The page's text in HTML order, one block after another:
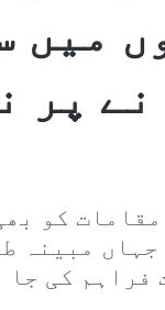
میں
پر
ان آپریشنز میں 81 ایسے
مبینہ
فراہم کی جا